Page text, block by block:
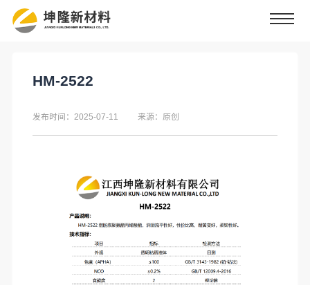
HM-2522
发布时间：2025-07-11 来源：原创